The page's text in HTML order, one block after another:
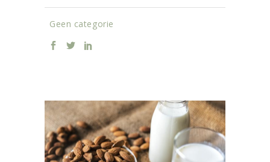
Geen categorie